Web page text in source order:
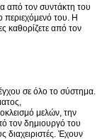
από τον συντάκτη του
περιεχόμενό του. Η
καθορίζετε από τον
σε όλο το σύστημα.
μελών, την
τον δημιουργό του
διαχειριστές. Έχουν